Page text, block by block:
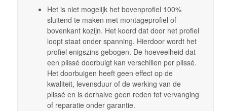
Het is niet mogelijk het bovenprofiel 100%
sluitend te maken met montageprofiel of
bovenkant kozijn. Het koord dat door het profiel
loopt staat onder spanning. Hierdoor wordt het
profiel enigszins gebogen. De hoeveelheid dat
een plissé doorbuigt kan verschillen per plissé.
Het doorbuigen heeft geen effect op de
kwaliteit, levensduur of de werking van de
plissé en is derhalve geen reden tot vervanging
of reparatie onder garantie.